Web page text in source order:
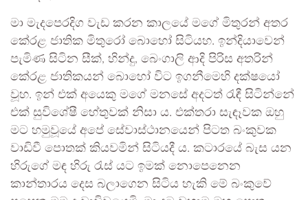
මා මැදපෙරදිග වැඩ කරන කාලයේ මගේ මිතුරන් අතර
කේරළ ජාතික මිතුරෝ බොහෝ සිටියහ. ඉන්දියාවෙන්
පැමිණ සිටින සීක්, හින්දු, බෙංගාලි ආදි පිරිස අතරින්
කේරළ ජාතිකයන් බොහෝ විට ඉගනීමෙහි දක්ෂයෝ
වූහ. ඉන් එක් අයෙකු මගේ මනසේ අදටත් රැඳී සිටින්නේ
එක් සුවිශේෂී හේතුවක් නිසා ය. එක්තරා සැඳෑවක ඔහු
මට හමුවූයේ අපේ සේවාස්ථානයෙන් පිටත බංකුවක
වාඩිවී පොතක් කියවමින් සිටියදී ය. කටාරයේ බැස යන
හිරුගේ මඳ හිරු රැස් යට ඉමක් නොපෙනෙන
කාන්තාරය දෙස බලාගෙන සිටිය හැකි මේ බංකුවේ